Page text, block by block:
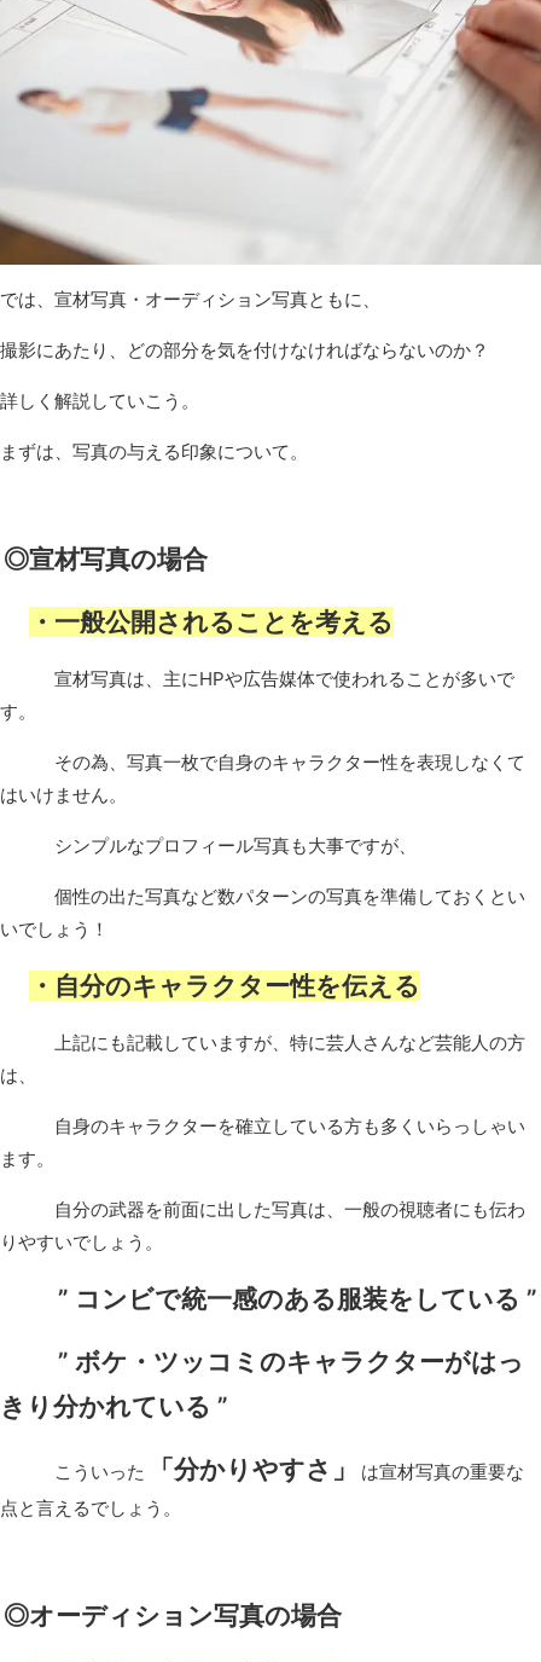
では、宣材写真・オーディション写真ともに、
撮影にあたり、どの部分を気を付けなければならないのか？
詳しく解説していこう。
まずは、写真の与える印象について。
◎宣材写真の場合
・一般公開されることを考える
宣材写真は、主にHPや広告媒体で使われることが多いで
す。
その為、写真一枚で自身のキャラクター性を表現しなくて
はいけません。
シンプルなプロフィール写真も大事ですが、
個性の出た写真など数パターンの写真を準備しておくとい
いでしょう！
・自分のキャラクター性を伝える
上記にも記載していますが、特に芸人さんなど芸能人の方
は、
自身のキャラクターを確立している方も多くいらっしゃい
ます。
自分の武器を前面に出した写真は、一般の視聴者にも伝わ
りやすいでしょう。
” コンビで統一感のある服装をしている ”
” ボケ・ツッコミのキャラクターがはっ
きり分かれている ”
こういった 「分かりやすさ」
は宣材写真の重要な
点と言えるでしょう。
◎オーディション写真の場合